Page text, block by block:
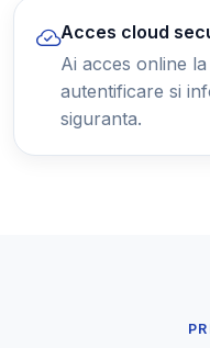
Acces cloud
Ai acces online
autentificare si
siguranta.